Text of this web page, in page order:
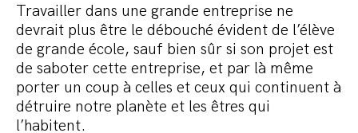
Travailler dans une grande entreprise ne
devrait plus être le débouché évident de l’élève
de grande école, sauf bien sûr si son projet est
de saboter cette entreprise, et par là même
porter un coup à celles et ceux qui continuent à
détruire notre planète et les êtres qui
l’habitent.